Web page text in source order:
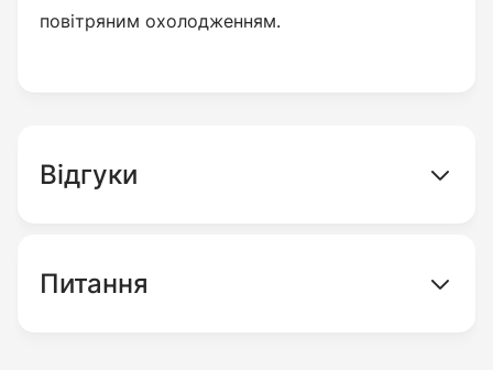
повітряним охолодженням.
Відгуки
Питання